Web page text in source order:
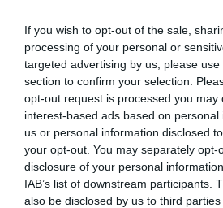
If you wish to opt-out of the sale,
processing of your personal or
targeted advertising by us, please
section to confirm your selection.
opt-out request is processed you may
interest-based ads based on
us or personal information disclosed
your opt-out. You may separately opt-
disclosure of your personal
IAB’s list of downstream participants.
also be disclosed by us to third